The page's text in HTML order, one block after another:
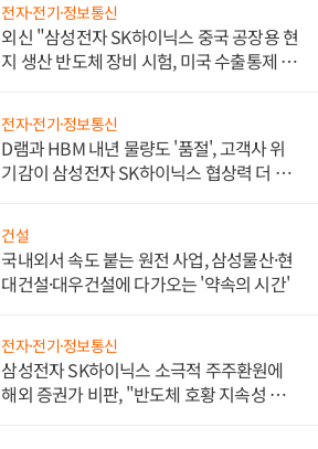
전자·전기·정보통신
외신 "삼성전자 SK하이닉스 중국 공장용 현
지 생산 반도체 장비 시험, 미국 수출통제 대
전자·전기·정보통신
D램과 HBM 내년 물량도 '품절', 고객사 위
기감이 삼성전자 SK하이닉스 협상력 더 키
건설
국내외서 속도 붙는 원전 사업, 삼성물산·현
대건설·대우건설에 다가오는 '약속의 시간'
전자·전기·정보통신
삼성전자 SK하이닉스 소극적 주주환원에
해외 증권가 비판, "반도체 호황 지속성 의